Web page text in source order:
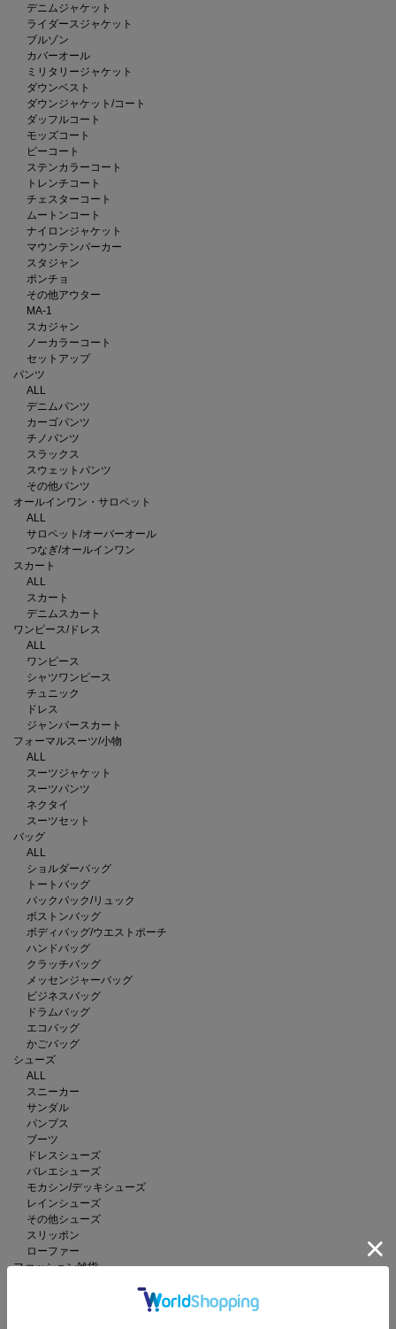
デニムジャケット
ライダースジャケット
ブルゾン
カバーオール
ミリタリージャケット
ダウンベスト
ダウンジャケット/コート
ダッフルコート
モッズコート
ピーコート
ステンカラーコート
トレンチコート
チェスターコート
ムートンコート
ナイロンジャケット
マウンテンパーカー
スタジャン
ポンチョ
その他アウター
MA-1
スカジャン
ノーカラーコート
セットアップ
パンツ
ALL
デニムパンツ
カーゴパンツ
チノパンツ
スラックス
スウェットパンツ
その他パンツ
オールインワン・サロペット
ALL
サロペット/オーバーオール
つなぎ/オールインワン
スカート
ALL
スカート
デニムスカート
ワンピース/ドレス
ALL
ワンピース
シャツワンピース
チュニック
ドレス
ジャンパースカート
フォーマルスーツ/小物
ALL
スーツジャケット
スーツパンツ
ネクタイ
スーツセット
バッグ
ALL
ショルダーバッグ
トートバッグ
バックパック/リュック
ボストンバッグ
ボディバッグ/ウエストポーチ
ハンドバッグ
クラッチバッグ
メッセンジャーバッグ
ビジネスバッグ
ドラムバッグ
エコバッグ
かごバッグ
シューズ
ALL
スニーカー
サンダル
パンプス
ブーツ
ドレスシューズ
バレエシューズ
モカシン/デッキシューズ
レインシューズ
その他シューズ
スリッポン
ローファー
ファッション雑貨